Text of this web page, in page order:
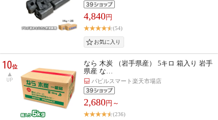
4,840円
(54)
10位
UP
なら 木炭 （岩手県産） 5キロ 箱入り 岩手
県産 な…
パピルスマート楽天市場店
2,680円～
(236)